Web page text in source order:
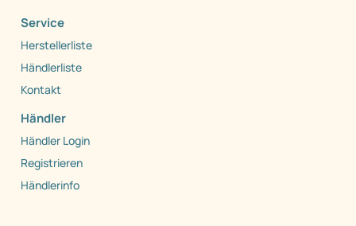
Service
Herstellerliste
Händlerliste
Kontakt
Händler
Händler Login
Registrieren
Händlerinfo